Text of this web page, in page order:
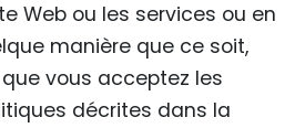
Web ou les services ou en
manière que ce soit,
vous acceptez les
décrites dans la